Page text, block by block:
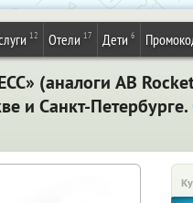
12 Отели 17 Дети 6
(аналоги AB
и Санкт-Петербурге.